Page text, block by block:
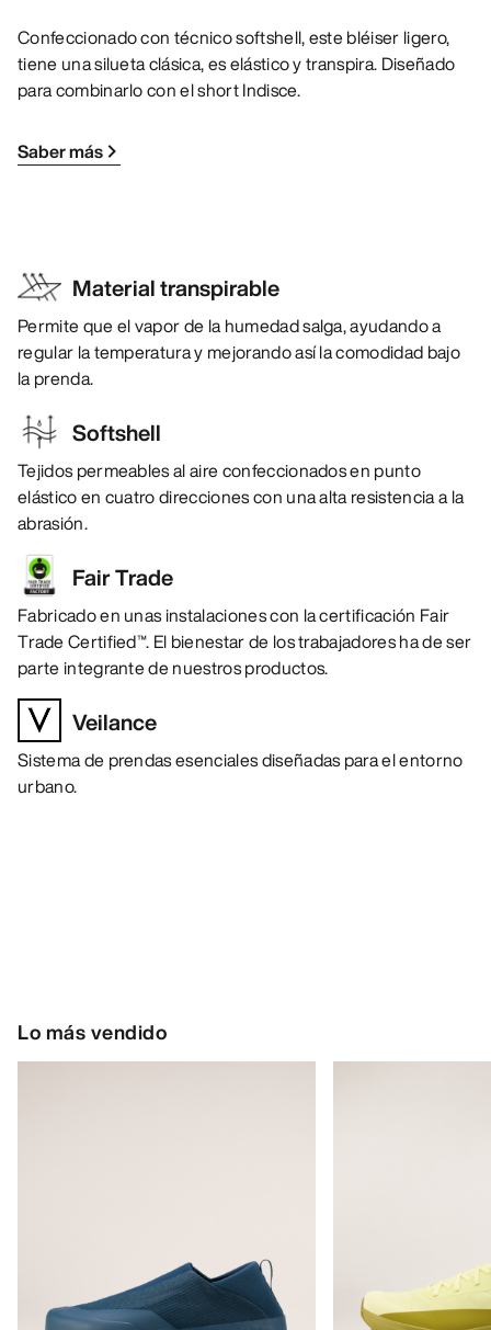
Confeccionado con técnico softshell, este bléiser ligero,
tiene una silueta clásica, es elástico y transpira. Diseñado
para combinarlo con el short Indisce.
Saber más
Material transpirable
Permite que el vapor de la humedad salga, ayudando a
regular la temperatura y mejorando así la comodidad bajo
la prenda.
Softshell
Tejidos permeables al aire confeccionados en punto
elástico en cuatro direcciones con una alta resistencia a la
abrasión.
Fair Trade
Fabricado en unas instalaciones con la certificación Fair
Trade Certified™. El bienestar de los trabajadores ha de ser
parte integrante de nuestros productos.
Veilance
Sistema de prendas esenciales diseñadas para el entorno
urbano.
Lo más vendido